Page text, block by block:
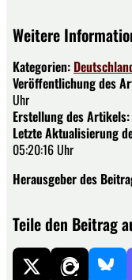
Weitere
Kategorien:
Veröffentlichung des
Uhr
Erstellung des Artikels:
Letzte Aktualisierung
05:20:16 Uhr
Herausgeber des
Teile den Beitrag